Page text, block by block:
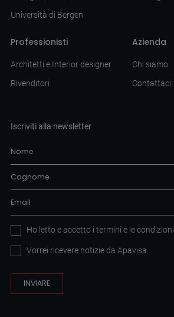
Università di Bergen
Professionisti
Architetti e Interior designer
Rivenditori
Azienda
Chi siamo
Contattaci
Iscriviti alla newsletter
Ho letto e accetto i termini e le condizioni
Vorrei ricevere notizie da Apavisa.